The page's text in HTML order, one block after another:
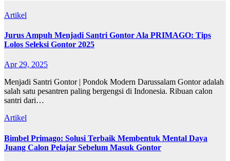
Artikel
Jurus Ampuh Menjadi Santri Gontor Ala PRIMAGO: Tips
Lolos Seleksi Gontor 2025
Apr 29, 2025
Menjadi Santri Gontor | Pondok Modern Darussalam Gontor adalah
salah satu pesantren paling bergengsi di Indonesia. Ribuan calon
santri dari…
Artikel
Bimbel Primago: Solusi Terbaik Membentuk Mental Daya
Juang Calon Pelajar Sebelum Masuk Gontor